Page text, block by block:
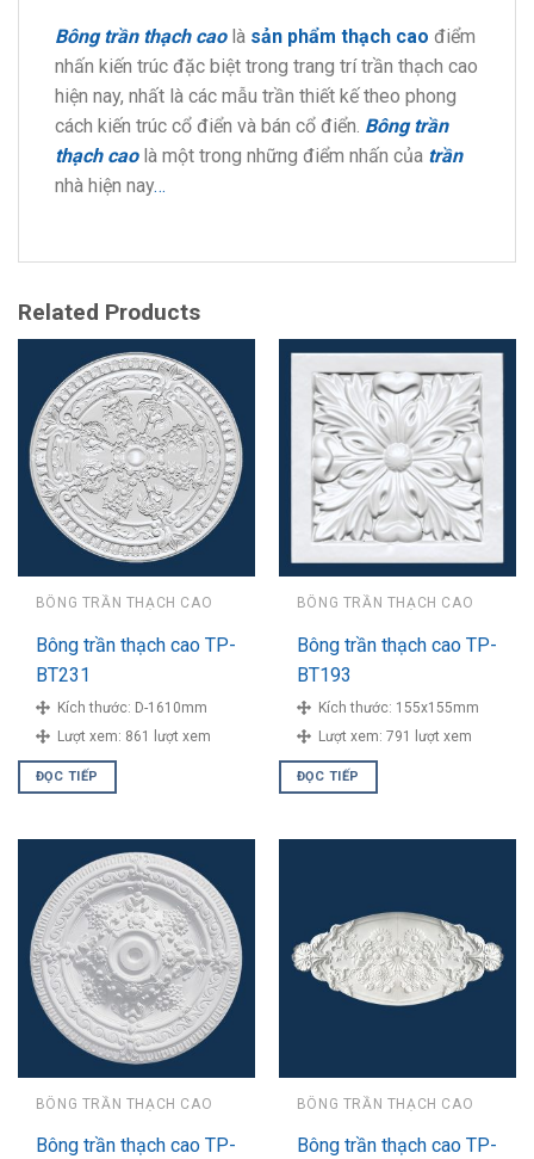
Bông trần thạch caolà sản phẩm thạch cao điểm
nhấn kiến trúc đặc biệt trong trang trí trần thạch cao
hiện nay, nhất là các mẫu trần thiết kế theo phong
cách kiến trúc cổ điển và bán cổ điển. Bông trần
thạch caolà một trong những điểm nhấn của trần
nhà hiện nay…
Related Products
BÔNG TRẦN THẠCH CAO
Bông trần thạch cao TP-
BT231
Kích thước: D-1610mm
Lượt xem: 861 lượt xem
ĐỌC TIẾP
BÔNG TRẦN THẠCH CAO
Bông trần thạch cao TP-
BT193
Kích thước: 155x155mm
Lượt xem: 791 lượt xem
ĐỌC TIẾP
BÔNG TRẦN THẠCH CAO
Bông trần thạch cao TP-
BÔNG TRẦN THẠCH CAO
Bông trần thạch cao TP-